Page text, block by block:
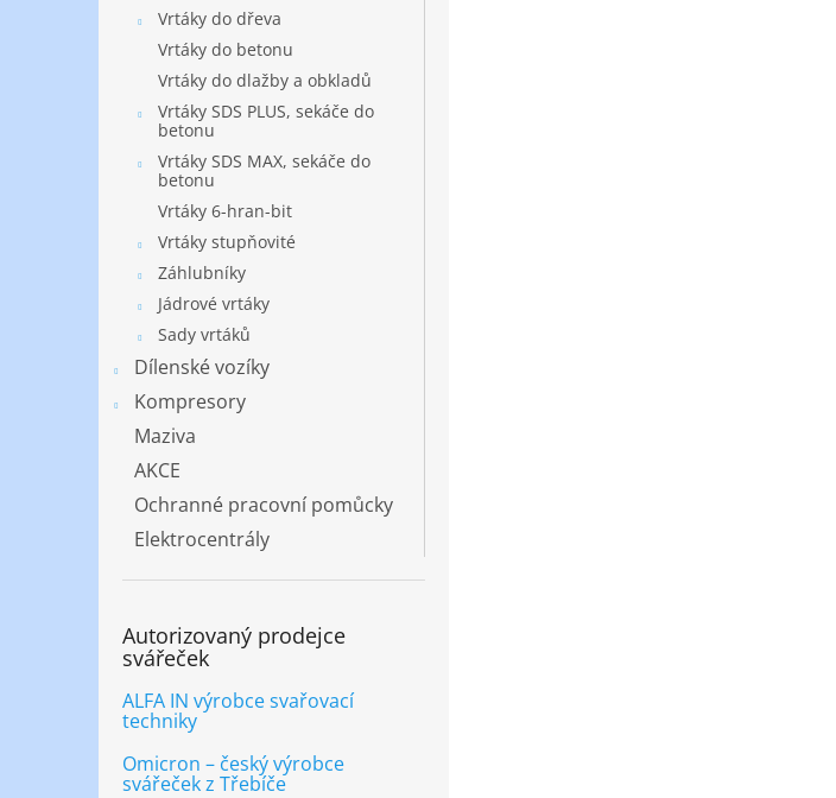
Vrtáky do dřeva
Vrtáky do betonu
Vrtáky do dlažby a obkladů
Vrtáky SDS PLUS, sekáče do
betonu
Vrtáky SDS MAX, sekáče do
betonu
Vrtáky 6-hran-bit
Vrtáky stupňovité
Záhlubníky
Jádrové vrtáky
Sady vrtáků
Dílenské vozíky
Kompresory
Maziva
AKCE
Ochranné pracovní pomůcky
Elektrocentrály
Autorizovaný prodejce
svářeček
ALFA IN výrobce svařovací
techniky
Omicron – český výrobce
svářeček z Třebíče